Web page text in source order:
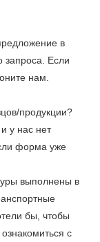
в
запроса. Если
нам.
продукции?
у нас нет
форма уже
выполнены в
бы, чтобы
с